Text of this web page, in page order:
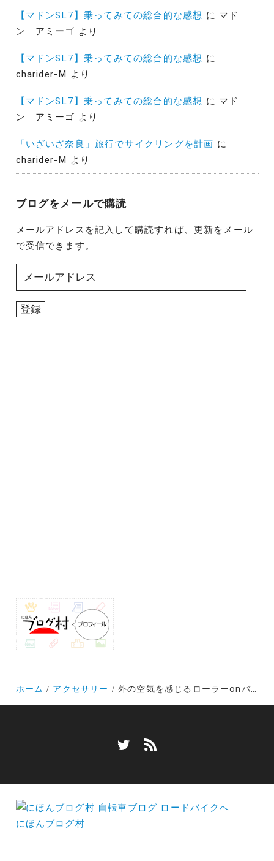
【マドンSL7】乗ってみての総合的な感想 に マド
ン アミーゴ より
【マドンSL7】乗ってみての総合的な感想 に
charider-M
より
【マドンSL7】乗ってみての総合的な感想 に マド
ン アミーゴ より
「いざいざ奈良」旅行でサイクリングを計画 に
charider-M
より
ブログをメールで購読
メールアドレスを記入して購読すれば、更新をメール
で受信できます。
ル
ア
登録
ホーム アクセサリー 外の空気を感じるローラーonバルコニーorガレージの提案～ステイホーム週間のロードバイクライフ～
にほんブログ村